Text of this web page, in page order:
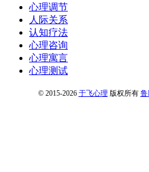
心理调节
人际关系
认知疗法
心理咨询
心理寓言
心理测试
© 2015-2026 于飞心理 版权所有 鲁